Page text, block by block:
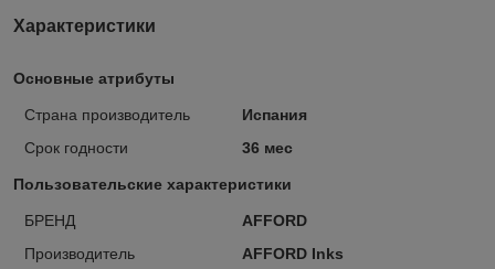
Характеристики
Основные атрибуты
Страна производитель
Испания
Срок годности
36 мес
Пользовательские характеристики
БРЕНД
AFFORD
Производитель
AFFORD Inks